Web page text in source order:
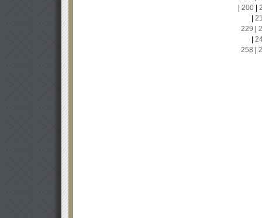
200|
229
258